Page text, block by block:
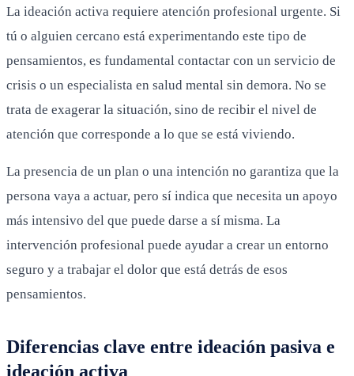
La ideación activa requiere atención profesional urgente. Si
tú o alguien cercano está experimentando este tipo de
pensamientos, es fundamental contactar con un servicio de
crisis o un especialista en salud mental sin demora. No se
trata de exagerar la situación, sino de recibir el nivel de
atención que corresponde a lo que se está viviendo.
La presencia de un plan o una intención no garantiza que la
persona vaya a actuar, pero sí indica que necesita un apoyo
más intensivo del que puede darse a sí misma. La
intervención profesional puede ayudar a crear un entorno
seguro y a trabajar el dolor que está detrás de esos
pensamientos.
Diferencias clave entre ideación pasiva e
ideación activa